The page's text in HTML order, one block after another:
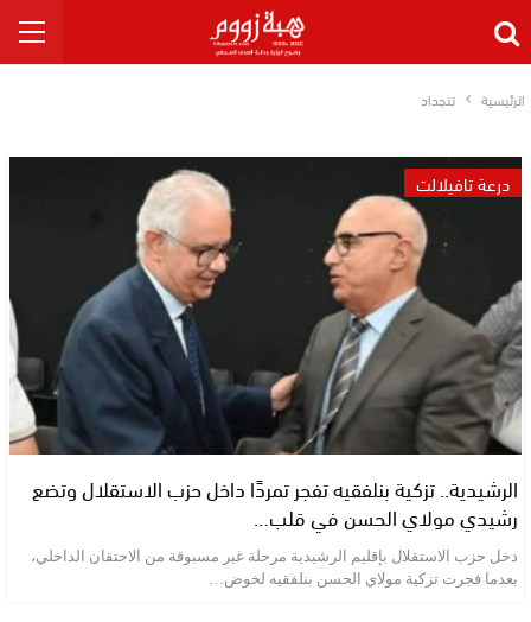
الرئيسية تنجداد
درعة تافيلالت
الرشيدية.. تزكية بنلفقيه تفجر تمردًا داخل حزب الاستقلال وتضع
رشيدي مولاي الحسن في قلب…
دخل حزب الاستقلال بإقليم الرشيدية مرحلة غير مسبوقة من الاحتقان الداخلي،
بعدما فجرت تزكية مولاي الحسن بنلفقيه لخوض…